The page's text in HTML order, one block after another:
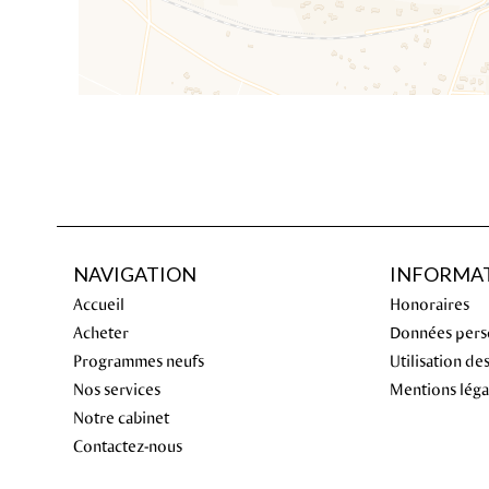
NAVIGATION
Accueil
Acheter
Programmes neufs
Nos services
Notre cabinet
Contactez-nous
Honoraires
Données
Utilisation
Mentions